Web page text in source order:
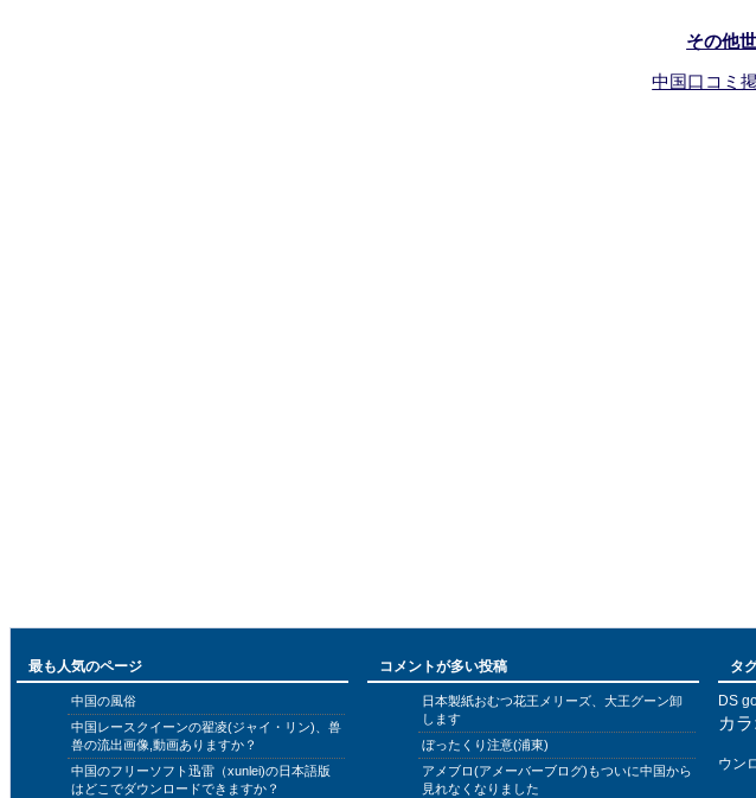
その他
中国口コミ
最も人気のページ
中国の風俗
中国レースクイーンの翟凌(ジャイ・リン)、兽
兽の流出画像,動画ありますか？
中国のフリーソフト迅雷（xunlei)の日本語版
はどこでダウンロードできますか？
コメントが多い投稿
日本製紙おむつ花王メリーズ、大王グーン卸
します
ぼったくり注意(浦東)
アメブロ(アメーバーブログ)もついに中国から
見れなくなりました
タ
DS
カ
ウン